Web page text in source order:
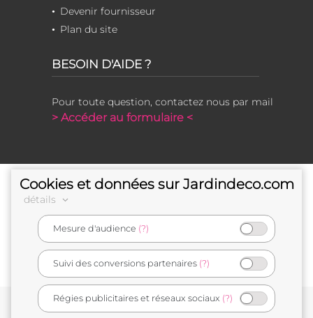
Devenir fournisseur
Plan du site
BESOIN D'AIDE ?
Pour toute question, contactez nous par mail
> Accéder au formulaire <
e-commerçant français
Cookies et données sur Jardindeco.com
détails
Mesure d'audience (?)
Suivi des conversions partenaires (?)
Régies publicitaires et réseaux sociaux (?)